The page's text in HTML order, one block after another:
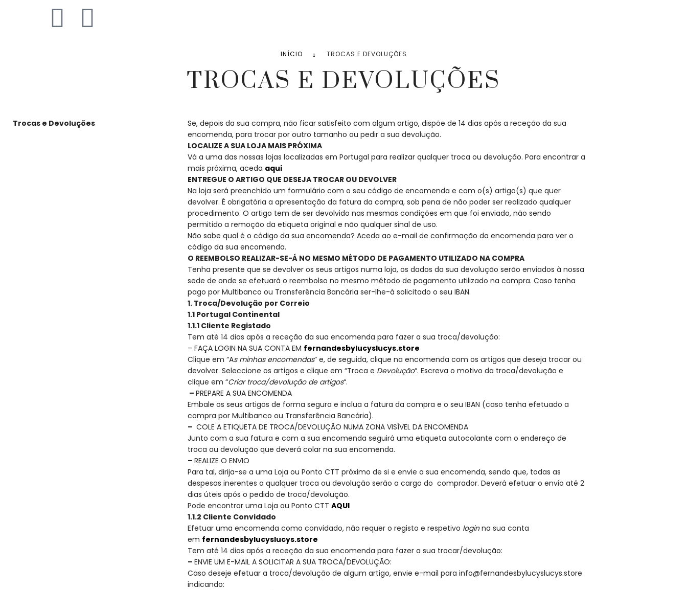
INÍCIO TROCAS E DEVOLUÇÕES
TROCAS E DEVOLUÇÕES
Trocas e Devoluções
Se, depois da sua compra, não ficar satisfeito com algum artigo, dispõe de 14 dias após a receção da sua
encomenda, para trocar por outro tamanho ou pedir a sua devolução.
LOCALIZE A SUA LOJA MAIS PRÓXIMA
Vá a uma das nossas lojas localizadas em Portugal para realizar qualquer troca ou devolução. Para encontrar a
mais próxima, aceda aqui
ENTREGUE O ARTIGO QUE DESEJA TROCAR OU DEVOLVER
Na loja será preenchido um formulário com o seu código de encomenda e com o(s) artigo(s) que quer
devolver. É obrigatória a apresentação da fatura da compra, sob pena de não poder ser realizado qualquer
procedimento. O artigo tem de ser devolvido nas mesmas condições em que foi enviado, não sendo
permitido a remoção da etiqueta original e não qualquer sinal de uso.
Não sabe qual é o código da sua encomenda? Aceda ao e-mail de confirmação da encomenda para ver o
código da sua encomenda.
O REEMBOLSO REALIZAR-SE-Á NO MESMO MÉTODO DE PAGAMENTO UTILIZADO NA COMPRA
Tenha presente que se devolver os seus artigos numa loja, os dados da sua devolução serão enviados à nossa
sede de onde se efetuará o reembolso no mesmo método de pagamento utilizado na compra. Caso tenha
pago por Multibanco ou Transferência Bancária ser-lhe-á solicitado o seu IBAN.
1. Troca/Devolução por Correio
1.1 Portugal Continental
1.1.1 Cliente Registado
Tem até 14 dias após a receção da sua encomenda para fazer a sua troca/devolução:
– FAÇA LOGIN NA SUA CONTA EM fernandesbylucyslucys.store
Clique em “As minhas encomendas” e, de seguida, clique na encomenda com os artigos que deseja trocar ou
devolver. Seleccione os artigos e clique em “Troca e Devolução“. Escreva o motivo da troca/devolução e
clique em “Criar troca/devolução de artigos“.
– PREPARE A SUA ENCOMENDA
Embale os seus artigos de forma segura e inclua a fatura da compra e o seu IBAN (caso tenha efetuado a
compra por Multibanco ou Transferência Bancária).
– COLE A ETIQUETA DE TROCA/DEVOLUÇÃO NUMA ZONA VISÍVEL DA ENCOMENDA
Junto com a sua fatura e com a sua encomenda seguirá uma etiqueta autocolante com o endereço de
troca ou devolução que deverá colar na sua encomenda.
– REALIZE O ENVIO
Para tal, dirija-se a uma Loja ou Ponto CTT próximo de si e envie a sua encomenda, sendo que, todas as
despesas inerentes a qualquer troca ou devolução serão a cargo do comprador. Deverá efetuar o envio até 2
dias úteis após o pedido de troca/devolução.
Pode encontrar uma Loja ou Ponto CTT AQUI
1.1.2 Cliente Convidado
Efetuar uma encomenda como convidado, não requer o registo e respetivo loginna sua conta
em fernandesbylucyslucys.store
Tem até 14 dias após a receção da sua encomenda para fazer a sua trocar/devolução:
– ENVIE UM E-MAIL A SOLICITAR A SUA TROCA/DEVOLUÇÃO:
Caso deseje efetuar a troca/devolução de algum artigo, envie e-mail para info@fernandesbylucyslucys.store
indicando: